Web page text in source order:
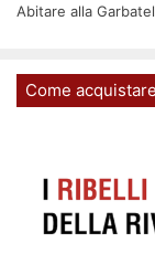
Abitare alla
Come